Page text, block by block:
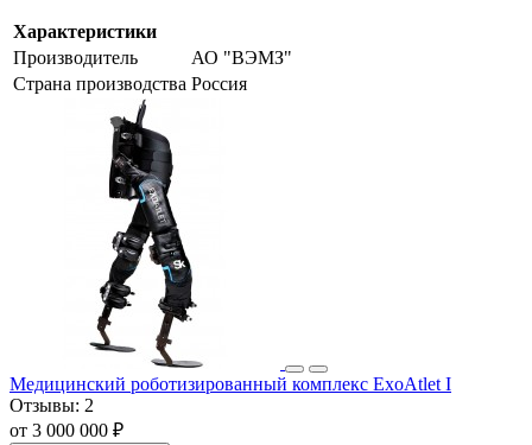
Характеристики
Производитель
АО "ВЭМЗ"
Страна производства Россия
Медицинский роботизированный комплекс ExoAtlet I
Отзывы: 2
от 3 000 000 ₽